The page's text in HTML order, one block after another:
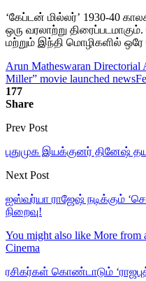
‘கேப்டன் மில்லர்’ 1930-40
ஒரு வரலாற்று
மற்றும் இந்தி மொழிகளில் ஒரே
Arun Matheswaran Directorial
Miller” movie launched news
177
Share
Prev Post
புதுமுக இயக்குனர் தினேஷ்
Next Post
ஐஸ்வர்யா ராஜேஷ் நடிக்கும்
நிறைவு!
You might also like More from
Cinema
ரசிகர்கள் கொண்டாடும்